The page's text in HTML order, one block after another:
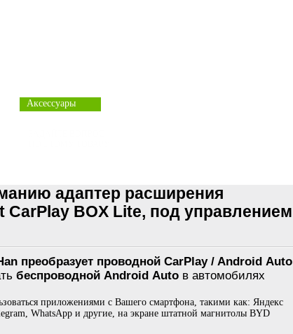
Аксессуары
адаптер расширения
BOX Lite, под управлением
преобразует проводной CarPlay / Android Auto
беспроводной Android Auto в автомобилях
приложениями с Вашего смартфона, такими как: Яндекс
WhatsApp и другие, на экране штатной магнитолы BYD